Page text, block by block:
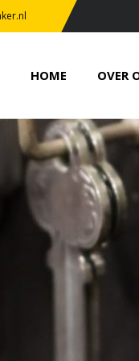
HOME OVER